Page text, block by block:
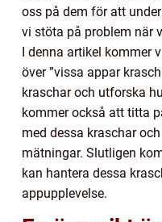
oss på dem för att
vi stöta på problem när
I denna artikel kommer
över ”vissa appar
kraschar och utforska
kommer också att titta
med dessa kraschar
mätningar. Slutligen
kan hantera dessa
appupplevelse.